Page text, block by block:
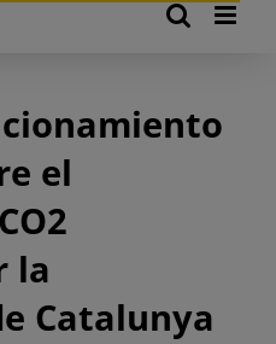
el
la
Catalunya